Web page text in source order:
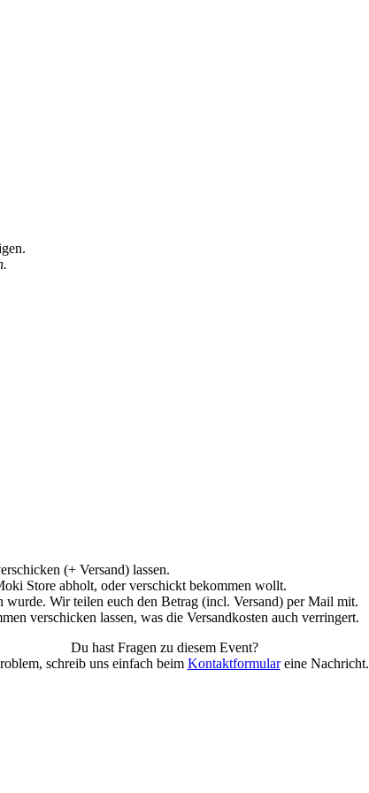
(+ Versand) lassen.
Store abholt, oder verschickt bekommen wollt.
Wir teilen euch den Betrag (incl. Versand) per Mail mit.
verschicken lassen, was die Versandkosten auch verringert.
Du hast Fragen zu diesem Event?
schreib uns einfach beim Kontaktformulareine Nachricht.